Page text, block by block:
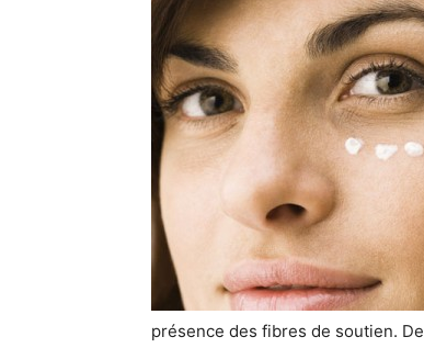
présence des fibres de soutien.